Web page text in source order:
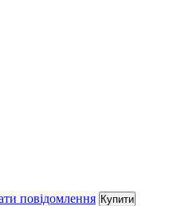
повідомлення Купити